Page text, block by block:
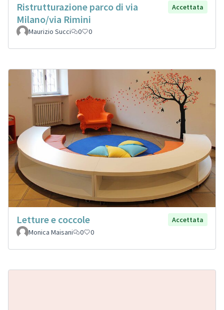
Ristrutturazione parco di via
Milano/via Rimini
Accettata
Maurizio Succi 0 0
Letture e coccole
Accettata
Monica Maisani
0 0